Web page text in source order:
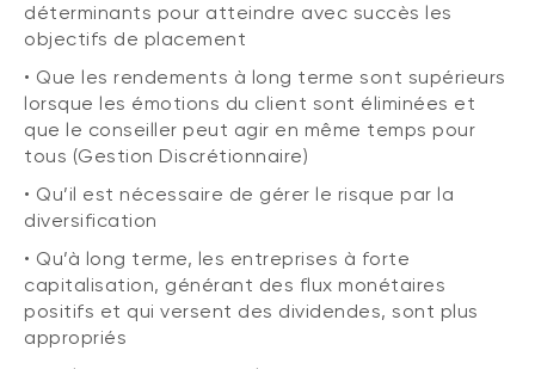
déterminants pour atteindre avec succès les
objectifs de placement
• Que les rendements à long terme sont supérieurs
lorsque les émotions du client sont éliminées et
que le conseiller peut agir en même temps pour
tous (Gestion Discrétionnaire)
• Qu’il est nécessaire de gérer le risque par la
diversification
• Qu’à long terme, les entreprises à forte
capitalisation, générant des flux monétaires
positifs et qui versent des dividendes, sont plus
appropriés